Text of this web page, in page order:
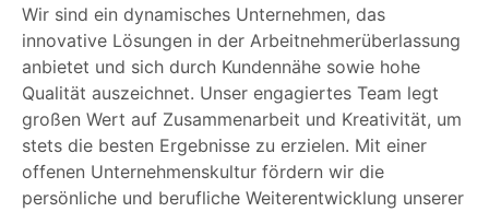
Wir sind ein dynamisches Unternehmen, das
innovative Lösungen in der Arbeitnehmerüberlassung
anbietet und sich durch Kundennähe sowie hohe
Qualität auszeichnet. Unser engagiertes Team legt
großen Wert auf Zusammenarbeit und Kreativität, um
stets die besten Ergebnisse zu erzielen. Mit einer
offenen Unternehmenskultur fördern wir die
persönliche und berufliche Weiterentwicklung unserer